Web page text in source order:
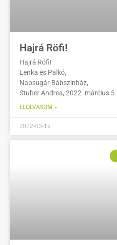
Hajrá Röfi!
Hajrá Röfi!
Lenka és Palkó,
Napsugár Bábszínház,
Stuber Andrea, 2022. március 5.
ELOLVASOM »
2022-03-19